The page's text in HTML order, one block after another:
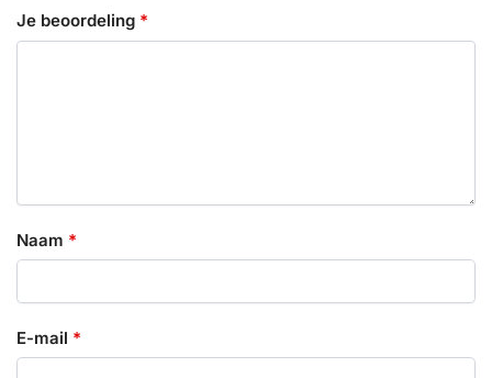
Je beoordeling *
Naam *
E-mail *